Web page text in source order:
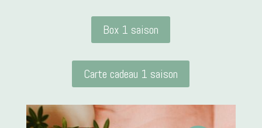
Box 1 saison
Carte cadeau 1 saison